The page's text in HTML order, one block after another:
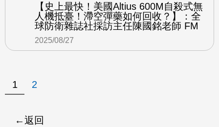
【史上最快！美國Altius 600M自殺式無
人機抵臺！滯空彈藥如何回收？】：全
球防衛雜誌社採訪主任陳國銘老師 FM
2025/08/27
1 2
返回